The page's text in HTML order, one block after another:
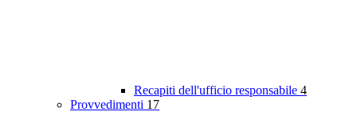
Recapiti dell'ufficio responsabile 4
Provvedimenti 17